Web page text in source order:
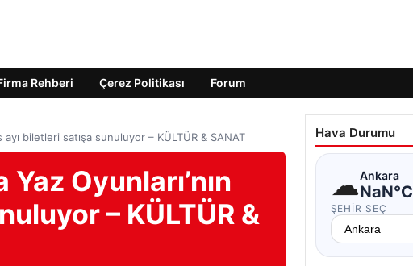
Rehberi Çerez Politikası Forum
ayı biletleri satışa sunuluyor – KÜLTÜR & SANAT
Oyunları’nın
– KÜLTÜR &
Hava Durumu
☁Ankara
NaN°C
ŞEHIR SEÇ